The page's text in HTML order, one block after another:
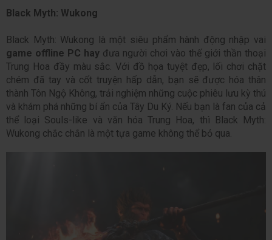
Black Myth: Wukong
game offline PC hay đưa người chơi vào thế giới thần thoại
Trung Hoa đầy màu sắc. Với đồ họa tuyệt đẹp, lối chơi chặt
chém đã tay và cốt truyện hấp dẫn, bạn sẽ được hóa thân
thành Tôn Ngộ Không, trải nghiệm những cuộc phiêu lưu kỳ thú
và khám phá những bí ẩn của Tây Du Ký. Nếu bạn là fan của cả
thể loại Souls-like và văn hóa Trung Hoa, thì Black Myth:
Wukong chắc chắn là một tựa game không thể bỏ qua.